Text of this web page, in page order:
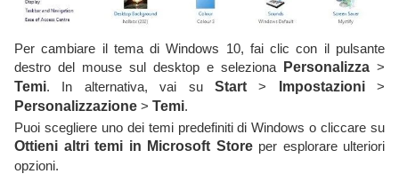
Per cambiare il tema di Windows 10, fai clic con il pulsante
destro del mouse sul desktop e seleziona
Personalizza >
Temi. In alternativa, vai su Start> Impostazioni>
Personalizzazione > Temi.
Puoi scegliere uno dei temi predefiniti di Windows o cliccare su
Ottieni altri temi in Microsoft Storeper esplorare ulteriori
opzioni.